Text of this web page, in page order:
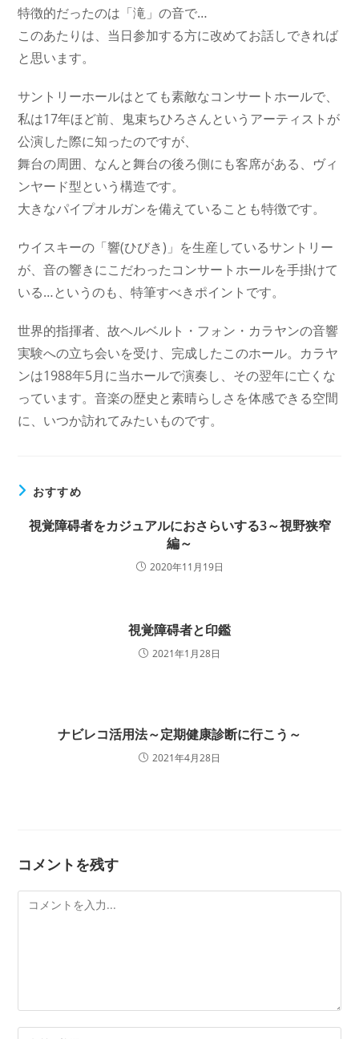
特徴的だったのは「滝」の音で…
このあたりは、当日参加する方に改めてお話しできれば
と思います。
サントリーホールはとても素敵なコンサートホールで、
私は17年ほど前、鬼束ちひろさんというアーティストが
公演した際に知ったのですが、
舞台の周囲、なんと舞台の後ろ側にも客席がある、ヴィ
ンヤード型という構造です。
大きなパイプオルガンを備えていることも特徴です。
ウイスキーの「響(ひびき)」を生産しているサントリー
が、音の響きにこだわったコンサートホールを手掛けて
いる…というのも、特筆すべきポイントです。
世界的指揮者、故ヘルベルト・フォン・カラヤンの音響
実験への立ち会いを受け、完成したこのホール。カラヤ
ンは1988年5月に当ホールで演奏し、その翌年に亡くな
っています。音楽の歴史と素晴らしさを体感できる空間
に、いつか訪れてみたいものです。
おすすめ
視覚障碍者をカジュアルにおさらいする3～視野狭窄
編～
2020年11月19日
視覚障碍者と印鑑
2021年1月28日
ナビレコ活用法～定期健康診断に行こう～
2021年4月28日
コメントを残す